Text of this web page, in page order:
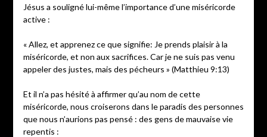
Jésus a souligné lui-même l’importance d’une miséricorde
active :
« Allez, et apprenez ce que signifie: Je prends plaisir à la
miséricorde, et non aux sacrifices. Car je ne suis pas venu
appeler des justes, mais des pécheurs » (Matthieu 9:13)
Et il n’a pas hésité à affirmer qu’au nom de cette
miséricorde, nous croiserons dans le paradis des personnes
que nous n’aurions pas pensé : des gens de mauvaise vie
repentis :